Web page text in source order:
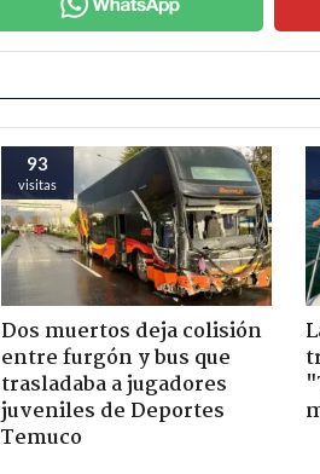
93
visitas
Dos muertos deja colisión
entre furgón y bus que
trasladaba a jugadores
juveniles de Deportes
Temuco